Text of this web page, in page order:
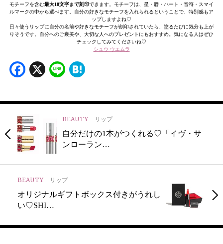
モチーフを含む最大10文字まで刻印できます。モチーフは、星・唇・ハート・音符・スマイ
ルマークの中から選べます。自分の好きなモチーフを入れられるということで、特別感もア
ップしますよね♡
日々使うリップに自分の名前や好きなモチーフが刻印されていたら、塗るたびに気分も上が
りそうです。自分へのご褒美や、大切な人へのプレゼントにもおすすめ。気になる人はぜひ
チェックしてみてくださいね♡
シュウ ウエムラ
Facebook
X Line
BEAUTY リップ
自分だけの1本がつくれる♡「イヴ・サ
ンローラン…
BEAUTY リップ
オリジナルギフトボックス付きがうれし
い♡SHI…